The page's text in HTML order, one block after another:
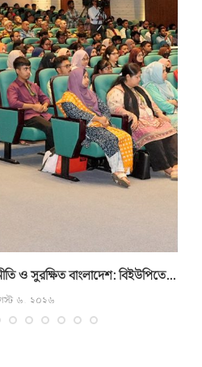
ও সুরক্ষিত বাংলাদেশ: বিইউপিতে...
৬, ২০২৬